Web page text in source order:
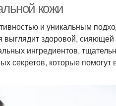
кожи
и уникальным
здоровой, сияющей
ингредиентов,
секретов, которые помогут